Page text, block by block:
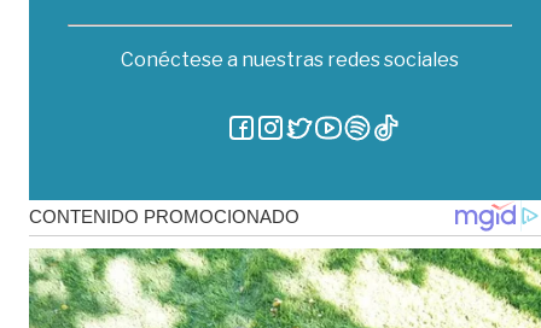
Conéctese a nuestras redes sociales